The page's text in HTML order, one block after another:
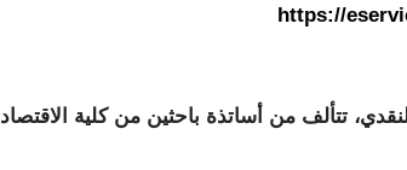
https://
تتألف من أساتذة باحثين من كلية الاقتصاد